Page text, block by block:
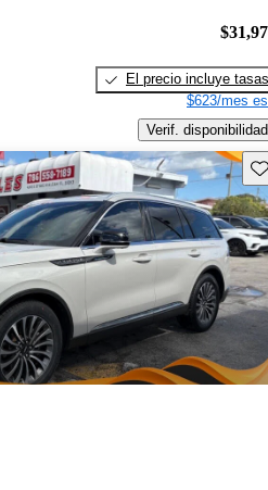
El precio incluye tasas
$623/mes
Verif. disponibilidad